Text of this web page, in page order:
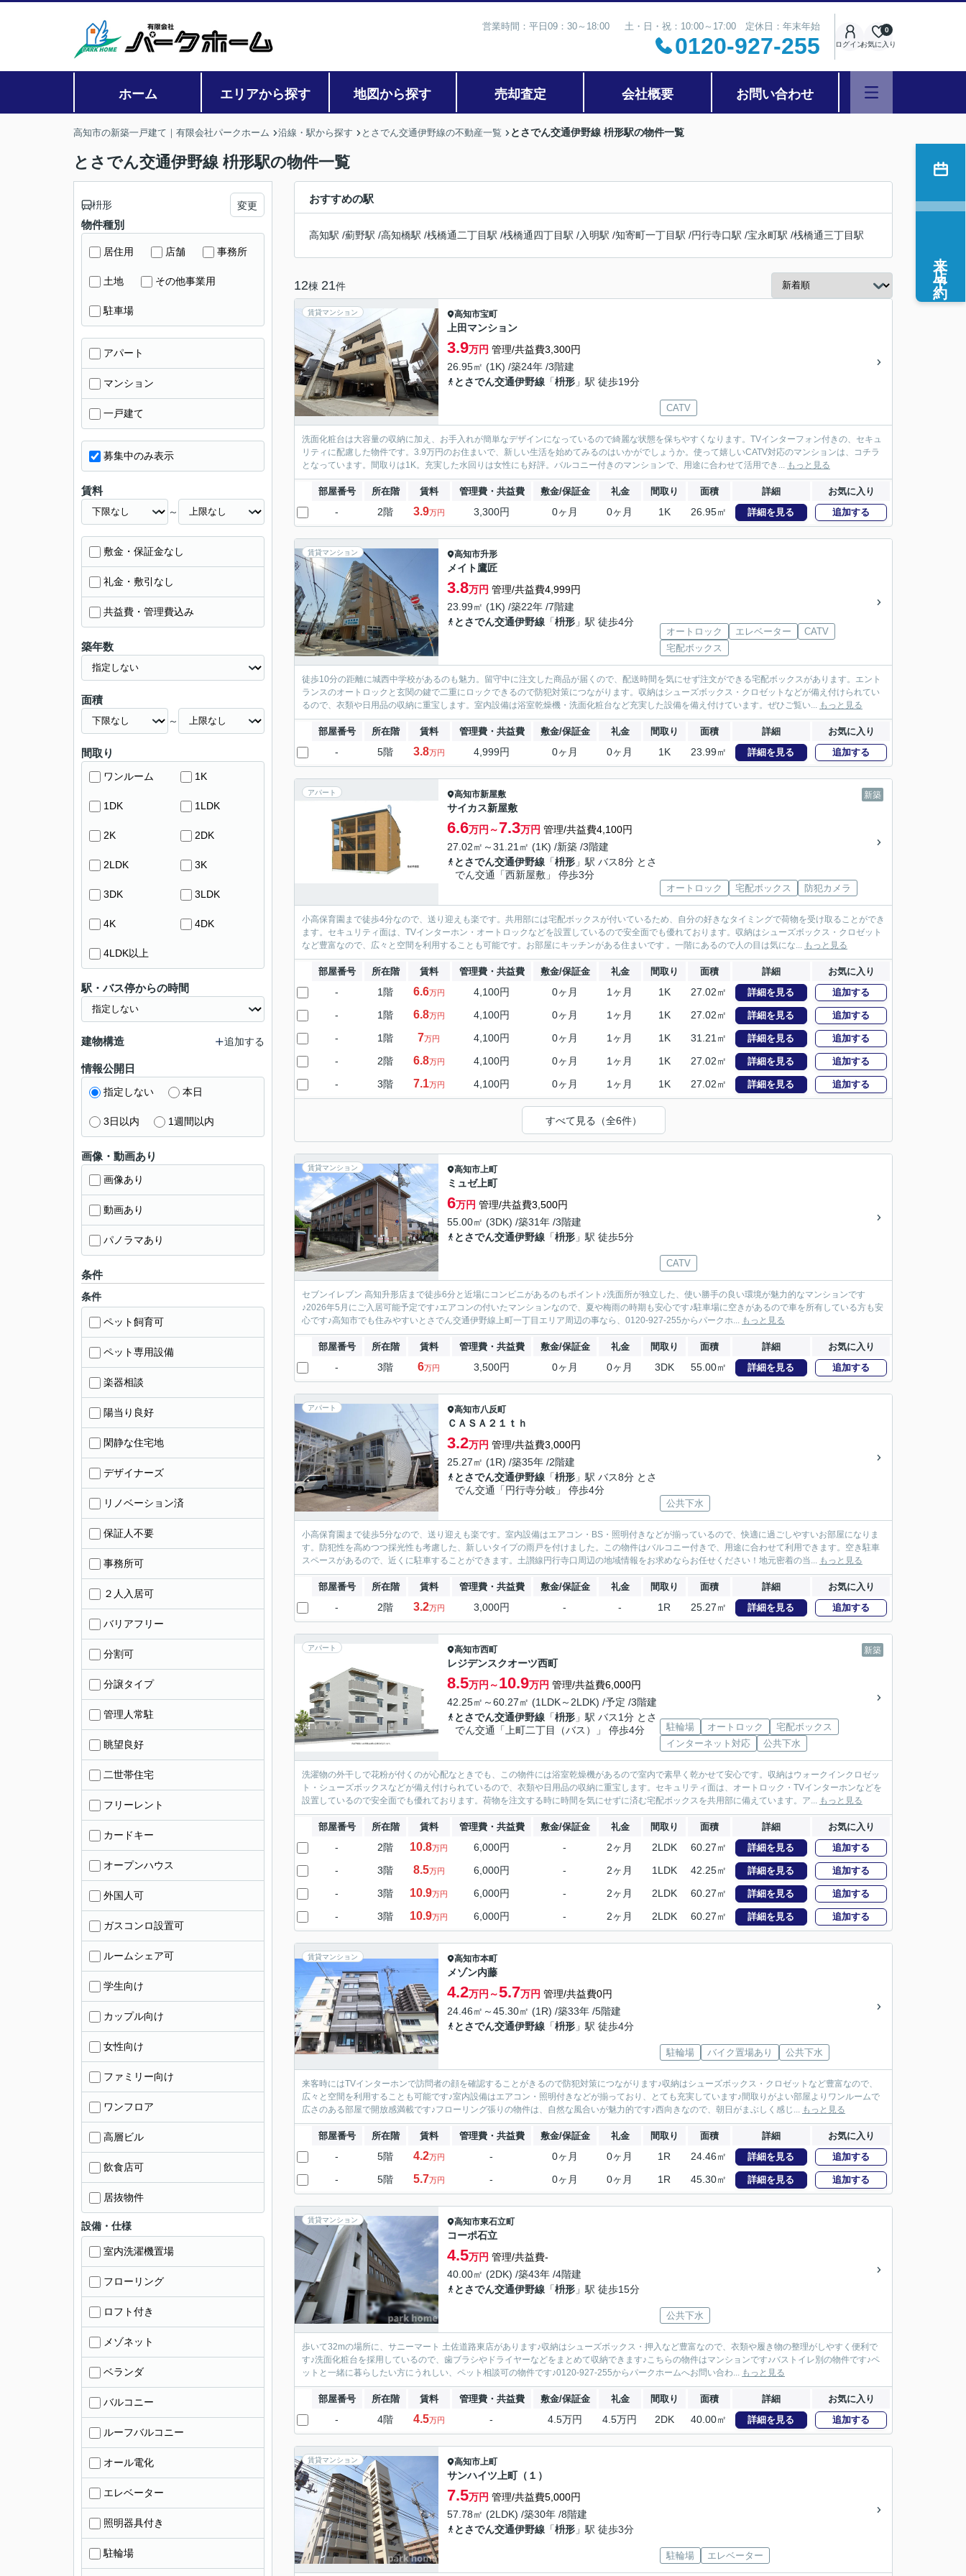
営業時間：平日09：30～18:00 土・日・祝：10:00～17:00 定休日：年末年始
0120-927-255 ログインお気に入り
0
ホーム エリアから探す 地図から探す 売却査定 会社概要 お問い合わせ
高知市の新築一戸建て｜有限会社パークホーム 沿線・駅から探す とさでん交通伊野線の不動産一覧 とさでん交通伊野線 枡形駅の物件一覧
とさでん交通伊野線 枡形駅の物件一覧
おすすめの駅
高知駅 /薊野駅 /高知橋駅 /桟橋通二丁目駅 /桟橋通四丁目駅 /入明駅 /知寄町一丁目駅 /円行寺口駅 /宝永町駅 /桟橋通三丁目駅
12棟 21件
賃貸マンション 高知市宝町
上田マンション
3.9万円 管理/共益費3,300円
26.95㎡ (1K) /築24年 /3階建
とさでん交通伊野線 「枡形 」駅 徒歩19分
CATV
洗面化粧台は大容量の収納に加え、お手入れが簡単なデザインになっているので綺麗な状態を保ちやすくなります。TVインターフォン付きの、セキュ
リティに配慮した物件です。3.9万円のお住まいで、新しい生活を始めてみるのはいかがでしょうか。使って嬉しいCATV対応のマンションは、コチラ
となっています。間取りは1K。充実した水回りは女性にも好評。バルコニー付きのマンションで、用途に合わせて活用でき... もっと見る
部屋番号 所在階 賃料 管理費・共益費 敷金/保証金 礼金 間取り 面積 詳細 お気に入り
- 2階 3.9万円 3,300円 0ヶ月 0ヶ月 1K 26.95㎡ 詳細を見る 追加する
賃貸マンション 高知市升形
メイト鷹匠
3.8万円 管理/共益費4,999円
23.99㎡ (1K) /築22年 /7階建
とさでん交通伊野線 「枡形 」駅 徒歩4分
オートロック エレベーター
CATV
宅配ボックス
徒歩10分の距離に城西中学校があるのも魅力。留守中に注文した商品が届くので、配送時間を気にせず注文ができる宅配ボックスがあります。エント
ランスのオートロックと玄関の鍵で二重にロックできるので防犯対策につながります。収納はシューズボックス・クロゼットなどが備え付けられてい
るので、衣類や日用品の収納に重宝します。室内設備は浴室乾燥機・洗面化粧台など充実した設備を備え付けています。ぜひご覧い... もっと見る
部屋番号 所在階 賃料 管理費・共益費 敷金/保証金 礼金 間取り 面積 詳細 お気に入り
- 5階 3.8万円 4,999円 0ヶ月 0ヶ月 1K 23.99㎡ 詳細を見る 追加する
アパート 新築
高知市新屋敷
サイカス新屋敷
6.6万円～7.3万円 管理/共益費4,100円
27.02㎡～31.21㎡ (1K) /新築 /3階建
とさでん交通伊野線 「枡形 」駅 バス8分 とさ
でん交通「西新屋敷」 停歩3分
オートロック 宅配ボックス 防犯カメラ
小高保育園まで徒歩4分なので、送り迎えも楽です。共用部には宅配ボックスが付いているため、自分の好きなタイミングで荷物を受け取ることができ
ます。セキュリティ面は、TVインターホン・オートロックなどを設置しているので安全面でも優れております。収納はシューズボックス・クロゼット
など豊富なので、広々と空間を利用することも可能です。お部屋にキッチンがある住まいです 。一階にあるので人の目は気にな... もっと見る
部屋番号 所在階 賃料 管理費・共益費 敷金/保証金 礼金 間取り 面積 詳細 お気に入り
- 1階 6.6万円 4,100円 0ヶ月 1ヶ月 1K 27.02㎡ 詳細を見る 追加する
- 1階 6.8万円 4,100円 0ヶ月 1ヶ月 1K 27.02㎡ 詳細を見る 追加する
- 1階 7万円 4,100円 0ヶ月 1ヶ月 1K 31.21㎡ 詳細を見る 追加する
- 2階 6.8万円 4,100円 0ヶ月 1ヶ月 1K 27.02㎡ 詳細を見る 追加する
- 3階 7.1万円 4,100円 0ヶ月 1ヶ月 1K 27.02㎡ 詳細を見る 追加する
すべて見る（全6件）
賃貸マンション 高知市上町
ミュゼ上町
6万円 管理/共益費3,500円
55.00㎡ (3DK) /築31年 /3階建
とさでん交通伊野線 「枡形 」駅 徒歩5分
CATV
セブンイレブン 高知升形店まで徒歩6分と近場にコンビニがあるのもポイント♪洗面所が独立した、使い勝手の良い環境が魅力的なマンションです
♪2026年5月にご入居可能予定です♪エアコンの付いたマンションなので、夏や梅雨の時期も安心です♪駐車場に空きがあるので車を所有している方も安
心です♪高知市でも住みやすいとさでん交通伊野線上町一丁目エリア周辺の事なら、0120-927-255からパークホ... もっと見る
部屋番号 所在階 賃料 管理費・共益費 敷金/保証金 礼金 間取り 面積 詳細 お気に入り
- 3階 6万円 3,500円 0ヶ月 0ヶ月 3DK 55.00㎡ 詳細を見る 追加する
アパート 高知市八反町
ＣＡＳＡ２１ｔｈ
3.2万円 管理/共益費3,000円
25.27㎡ (1R) /築35年 /2階建
とさでん交通伊野線 「枡形 」駅 バス8分 とさ
でん交通「円行寺分岐」 停歩4分
公共下水
小高保育園まで徒歩5分なので、送り迎えも楽です。室内設備はエアコン・BS・照明付きなどが揃っているので、快適に過ごしやすいお部屋になりま
す。防犯性を高めつつ採光性も考慮した、新しいタイプの雨戸を付けました。この物件はバルコニー付きで、用途に合わせて利用できます。空き駐車
スペースがあるので、近くに駐車することができます。土讃線円行寺口周辺の地域情報をお求めならお任せください！地元密着の当... もっと見る
部屋番号 所在階 賃料 管理費・共益費 敷金/保証金 礼金 間取り 面積 詳細 お気に入り
- 2階 3.2万円 3,000円 - - 1R 25.27㎡ 詳細を見る 追加する
アパート 新築
高知市西町
レジデンスクオーツ西町
8.5万円～10.9万円 管理/共益費6,000円
42.25㎡～60.27㎡ (1LDK～2LDK) /予定 /3階建
とさでん交通伊野線 「枡形 」駅 バス1分 とさ
でん交通「上町二丁目（バス）」 停歩4分
駐輪場 オートロック
宅配ボックス
インターネット対応
公共下水
洗濯物の外干しで花粉が付くのが心配なときでも、この物件には浴室乾燥機があるので室内で素早く乾かせて安心です。収納はウォークインクロゼッ
ト・シューズボックスなどが備え付けられているので、衣類や日用品の収納に重宝します。セキュリティ面は、オートロック・TVインターホンなどを
設置しているので安全面でも優れております。荷物を注文する時に時間を気にせずに済む宅配ボックスを共用部に備えています。ア... もっと見る
部屋番号 所在階 賃料 管理費・共益費 敷金/保証金 礼金 間取り 面積 詳細 お気に入り
- 2階 10.8万円 6,000円 - 2ヶ月 2LDK 60.27㎡ 詳細を見る 追加する
- 3階 8.5万円 6,000円 - 2ヶ月 1LDK 42.25㎡ 詳細を見る 追加する
- 3階 10.9万円 6,000円 - 2ヶ月 2LDK 60.27㎡ 詳細を見る 追加する
- 3階 10.9万円 6,000円 - 2ヶ月 2LDK 60.27㎡ 詳細を見る 追加する
賃貸マンション 高知市本町
メゾン内藤
4.2万円～5.7万円 管理/共益費0円
24.46㎡～45.30㎡ (1R) /築33年 /5階建
とさでん交通伊野線 「枡形 」駅 徒歩4分
駐輪場 バイク置場あり 公共下水
来客時にはTVインターホンで訪問者の顔を確認することがきるので防犯対策につながります♪収納はシューズボックス・クロゼットなど豊富なので、
広々と空間を利用することも可能です♪室内設備はエアコン・照明付きなどが揃っており、とても充実しています♪間取りがよい部屋よりワンルームで
広さのある部屋で開放感満載です♪フローリング張りの物件は、自然な風合いが魅力的です♪西向きなので、朝日がまぶしく感じ... もっと見る
部屋番号 所在階 賃料 管理費・共益費 敷金/保証金 礼金 間取り 面積 詳細 お気に入り
- 5階 4.2万円 - 0ヶ月 0ヶ月 1R 24.46㎡ 詳細を見る 追加する
- 5階 5.7万円 - 0ヶ月 0ヶ月 1R 45.30㎡ 詳細を見る 追加する
賃貸マンション 高知市東石立町
コーポ石立
4.5万円 管理/共益費-
40.00㎡ (2DK) /築43年 /4階建
とさでん交通伊野線 「枡形 」駅 徒歩15分
公共下水
歩いて32mの場所に、サニーマート 土佐道路東店があります♪収納はシューズボックス・押入など豊富なので、衣類や履き物の整理がしやすく便利で
す♪洗面化粧台を採用しているので、歯ブラシやドライヤーなどをまとめて収納できます♪こちらの物件はマンションです♪バストイレ別の物件です♪ペ
ットと一緒に暮らしたい方にうれしい、ペット相談可の物件です♪0120-927-255からパークホームへお問い合わ... もっと見る
部屋番号 所在階 賃料 管理費・共益費 敷金/保証金 礼金 間取り 面積 詳細 お気に入り
- 4階 4.5万円 - 4.5万円 4.5万円 2DK 40.00㎡ 詳細を見る 追加する
賃貸マンション 高知市上町
サンハイツ上町（１）
7.5万円 管理/共益費5,000円
57.78㎡ (2LDK) /築30年 /8階建
とさでん交通伊野線 「枡形 」駅 徒歩3分
駐輪場 エレベーター
枡形 変更
物件種別
居住用 店舗 事務所
土地 その他事業用
駐車場
アパート
マンション
一戸建て
募集中のみ表示
賃料
～
敷金・保証金なし
礼金・敷引なし
共益費・管理費込み
築年数
面積
～
間取り
ワンルーム 1K
1DK 1LDK
2K 2DK
2LDK 3K
3DK 3LDK
4K 4DK
4LDK以上
駅・バス停からの時間
建物構造 追加する
情報公開日
指定しない 本日
3日以内 1週間以内
画像・動画あり
画像あり
動画あり
パノラマあり
条件
条件
ペット飼育可
ペット専用設備
楽器相談
陽当り良好
閑静な住宅地
デザイナーズ
リノベーション済
保証人不要
事務所可
２人入居可
バリアフリー
分割可
分譲タイプ
管理人常駐
眺望良好
二世帯住宅
フリーレント
カードキー
オープンハウス
外国人可
ガスコンロ設置可
ルームシェア可
学生向け
カップル向け
女性向け
ファミリー向け
ワンフロア
高層ビル
飲食店可
居抜物件
設備・仕様
室内洗濯機置場
フローリング
ロフト付き
メゾネット
ベランダ
バルコニー
ルーフバルコニー
オール電化
エレベーター
照明器具付き
駐輪場
来店予約